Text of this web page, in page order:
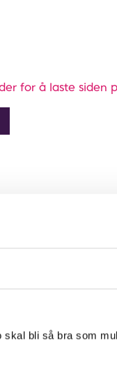
bli så bra som
for å laste siden